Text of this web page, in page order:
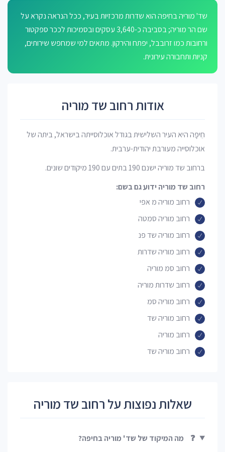
שד' מוריה בחיפה הוא שדרות מרכזיות בעיר, ככל הנראה נקרא על
שם הר מוריה; בסביבה כ-3,640 עסקים ובסמיכות לככר ספקטור
ורחובות כמו זרובבל, יפתח והירקון. מתאים למי שמחפש שירותים,
קניות ותחבורה עירונית.
אודות רחוב שד מוריה
חֵיפָה היא העיר השלישית בגודל אוכלוסייתה בישראל, ביתה של
אוכלוסייה מעורבת יהודית-ערבית.
ברחוב שד מוריה ישנם 190 בתים עם 190 מיקודים שונים.
רחוב שד מוריה ידוע גם בשם:
רחוב מוריה מ אפי
רחוב מוריה סמטה
רחוב מוריה שד פנ
רחוב מוריה שדרות
רחוב סמ מוריה
רחוב שדרות מוריה
רחוב מוריה סמ
רחוב מוריה שד
רחוב מוריה
רחוב מוריה שד
שאלות נפוצות על רחוב שד מוריה
❓ מה המיקוד של שד' מוריה בחיפה?